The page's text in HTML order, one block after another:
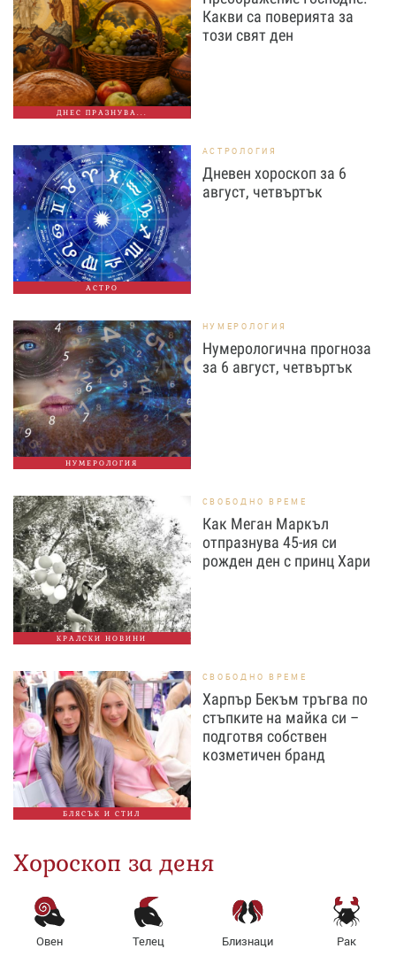
ДНЕС ПРАЗНУВА...
Какви са поверията за
този свят ден
АСТРО
АСТРОЛОГИЯ
Дневен хороскоп за 6
август, четвъртък
НУМЕРОЛОГИЯ
НУМЕРОЛОГИЯ
Нумерологична прогноза
за 6 август, четвъртък
КРАЛСКИ НОВИНИ
СВОБОДНО ВРЕМЕ
Как Меган Маркъл
отпразнува 45-ия си
рожден ден с принц Хари
БЛЯСЪК И СТИЛ
СВОБОДНО ВРЕМЕ
Харпър Бекъм тръгва по
стъпките на майка си –
подготвя собствен
козметичен бранд
Хороскоп за деня
Овен Телец Близнаци Рак